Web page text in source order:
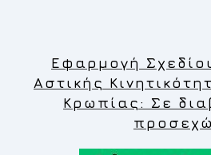
Εφαρμογή
Αστικής
Κρωπίας: Σε